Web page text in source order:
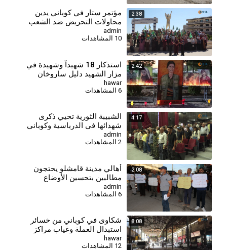
2:38
مؤتمر ستار في كوباني يدين
محاولات التحريض ضد الشعب
الكردي
admin
10 المشاهدات
2:42
استذكار 18 شهيداً وشهيدة في
مزار الشهيد دليل ساروخان
بقامشلو
hawar
6 المشاهدات
4:17
⁣الشبيبة الثورية تحيي ذكرى
شهدائها في الدرباسية وكوباني
وتؤكد مواصلة مسيرة النضال-
كوباني
admin
2 المشاهدات
2:08
أهالي مدينة قامشلو يحتجون
مطالبين بتحسين الأوضاع
المعيشية والخدمية
admin
8:08
شكاوى في كوباني من خسائر
استبدال العملة وغياب مراكز
الصرف
hawar
12 المشاهدات